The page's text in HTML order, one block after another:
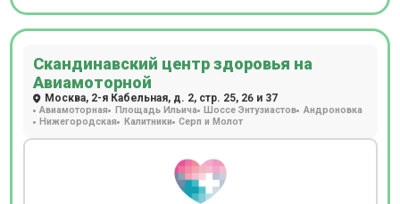
Скандинавский центр здоровья на
Авиамоторной
Москва, 2-я Кабельная, д. 2, стр. 25, 26 и 37
Авиамоторная Площадь Ильича Шоссе Энтузиастов Андроновка
Нижегородская
Калитники Серп и Молот